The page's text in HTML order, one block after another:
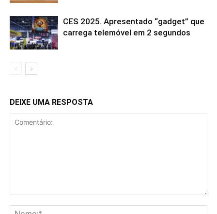
CES 2025. Apresentado “gadget” que
carrega telemóvel em 2 segundos
DEIXE UMA RESPOSTA